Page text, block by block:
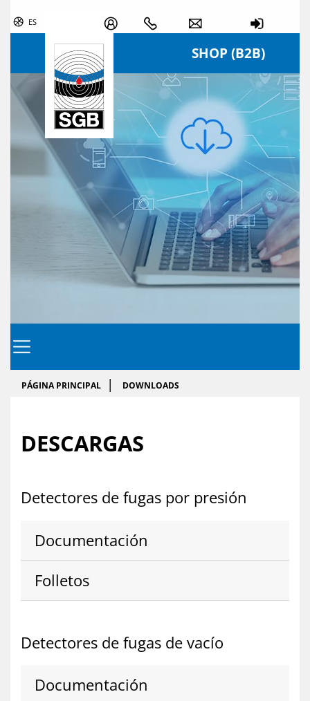
ES
SHOP (B2B)
PÁGINA PRINCIPAL DOWNLOADS
DES­CAR­GAS
De­tec­to­res de fu­gas por pre­sión
Do­cu­men­ta­ción
Fo­lle­tos
De­tec­to­res de fu­gas de va­cío
Do­cu­men­ta­ción